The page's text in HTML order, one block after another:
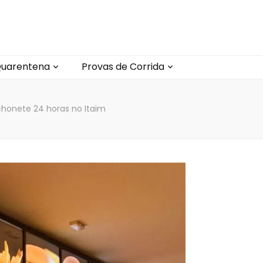
Provas de Corrida
24 horas no Itaim